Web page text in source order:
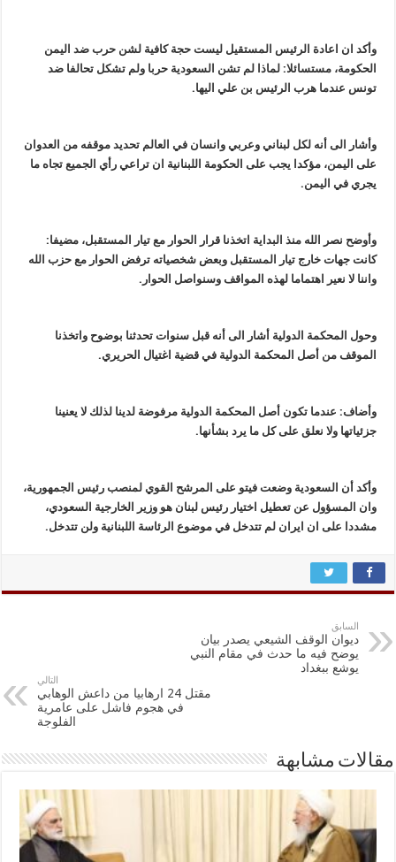
وأكد ان اعادة الرئيس المستقيل ليست حجة كافية لشن حرب ضد اليمن
الحكومة، مستسائلا: لماذا لم تشن السعودية حربا ولم تشكل تحالفا ضد
تونس عندما هرب الرئيس بن علي اليها.
وأشار الى أنه لكل لبناني وعربي وانسان في العالم تحديد موقفه من العدوان
على اليمن، مؤكدا يجب على الحكومة اللبنانية ان تراعي رأي الجميع تجاه ما
يجري في اليمن.
وأوضح نصر الله منذ البداية اتخذنا قرار الحوار مع تيار المستقبل، مضيفا:
كانت جهات خارج تيار المستقبل وبعض شخصياته ترفض الحوار مع حزب الله
واننا لا نعير اهتماما لهذه المواقف وسنواصل الحوار.
وحول المحكمة الدولية أشار الى أنه قبل سنوات تحدثنا بوضوح واتخذنا
الموقف من أصل المحكمة الدولية في قضية اغتيال الحريري.
وأضاف: عندما تكون أصل المحكمة الدولية مرفوضة لدينا لذلك لا يعنينا
جزئياتها ولا نعلق على كل ما يرد بشأنها.
وأكد أن السعودية وضعت فيتو على المرشح القوي لمنصب رئيس الجمهورية،
وان المسؤول عن تعطيل اختيار رئيس لبنان هو وزير الخارجية السعودي،
مشددا على ان ايران لم تتدخل في موضوع الرئاسة اللبنانية ولن تتدخل.
السابق
ديوان الوقف الشيعي يصدر بيان
يوضح فيه ما حدث في مقام النبي
يوشع ببغداد
التالي
مقتل 24 ارهابيا من داعش الوهابي
في هجوم فاشل على عامرية
الفلوجة
مقالات مشابهة